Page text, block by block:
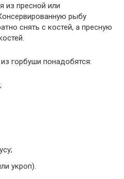
из пресной или
рыбу
снять с костей, а пресную
горбуши понадобятся:
укроп).